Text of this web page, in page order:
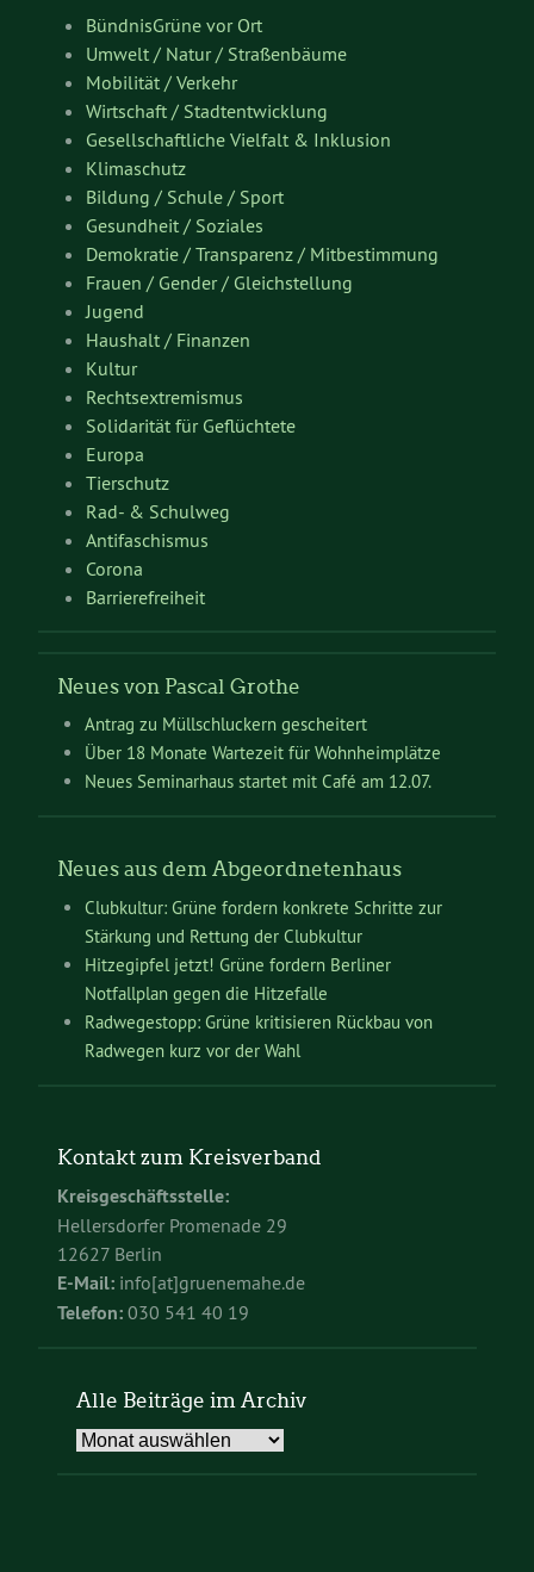
BündnisGrüne vor Ort
Umwelt / Natur / Straßenbäume
Mobilität / Verkehr
Wirtschaft / Stadtentwicklung
Gesellschaftliche Vielfalt & Inklusion
Klimaschutz
Bildung / Schule / Sport
Gesundheit / Soziales
Demokratie / Transparenz / Mitbestimmung
Frauen / Gender / Gleichstellung
Jugend
Haushalt / Finanzen
Kultur
Rechtsextremismus
Solidarität für Geflüchtete
Europa
Tierschutz
Rad- & Schulweg
Antifaschismus
Corona
Barrierefreiheit
Neues von Pascal Grothe
Antrag zu Müllschluckern gescheitert
Über 18 Monate Wartezeit für Wohnheimplätze
Neues Seminarhaus startet mit Café am 12.07.
Neues aus dem Abgeordnetenhaus
Clubkultur: Grüne fordern konkrete Schritte zur
Stärkung und Rettung der Clubkultur
Hitzegipfel jetzt! Grüne fordern Berliner
Notfallplan gegen die Hitzefalle
Radwegestopp: Grüne kritisieren Rückbau von
Radwegen kurz vor der Wahl
Kontakt zum Kreisverband
Kreisgeschäftsstelle:
Hellersdorfer Promenade 29
12627 Berlin
E-Mail: info[at]gruenemahe.de
Telefon: 030 541 40 19
Alle Beiträge im Archiv
Alle